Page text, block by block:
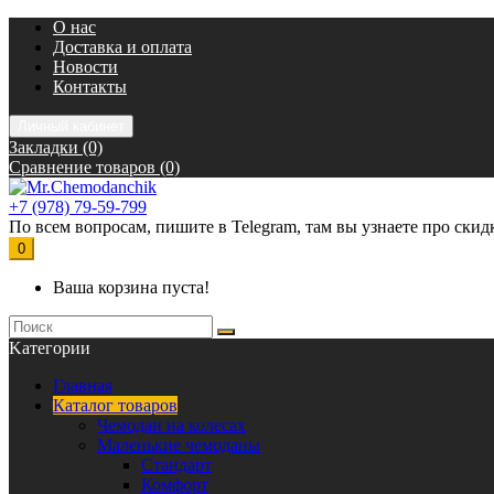
О нас
Доставка и оплата
Новости
Контакты
Закладки (0)
Сравнение товаров (0)
+7 (978) 79-59-799
По всем вопросам, пишите в Telegram, там вы узнаете про
0
Ваша корзина пуста!
Kатегории
Главная
Каталог товаров
Чемодан на колесах
Маленькие чемоданы
Стандарт
Комфорт